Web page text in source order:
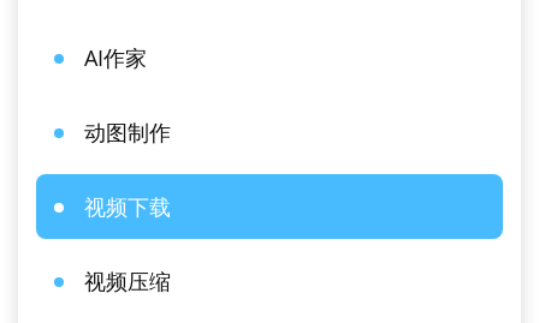
AI作家
动图制作
视频下载
视频压缩